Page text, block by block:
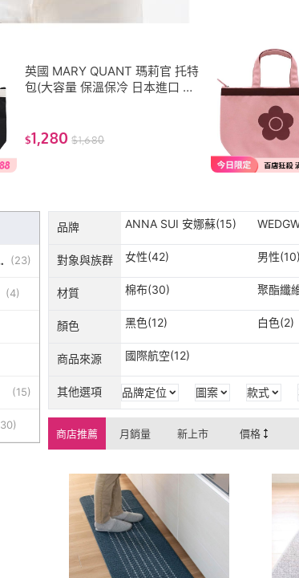
英國 MARY QUANT 瑪莉官 托特
包(大容量 保溫保冷 日本進口 正
$1,280 $1,680
(23)
(4)
(15)
30)
品牌 ANNA SUI 安娜蘇(15)
對象與族群 女性(42) 男性(10)
材質 棉布(30) 聚酯纖
顏色 黑色(12) 白色(2)
商品來源 國際航空(12)
其他選項 品牌定位 圖案 款式
商店推薦 月銷量 新上市 價格